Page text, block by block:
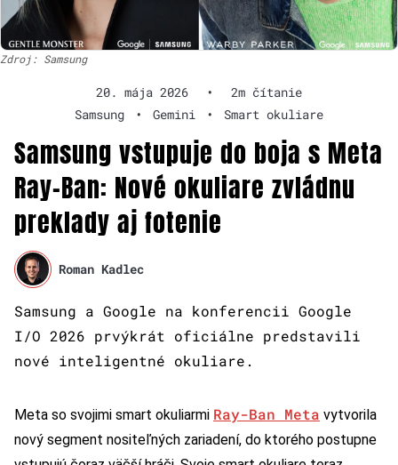
Zdroj: Samsung
20. mája 2026 •
2m čítanie
Samsung
• Gemini • Smart okuliare
Samsung vstupuje do boja s Meta
Ray-Ban: Nové okuliare zvládnu
preklady aj fotenie
Roman Kadlec
Samsung a Google na konferencii Google
I/O 2026 prvýkrát oficiálne predstavili
nové inteligentné okuliare.
Meta so svojimi smart okuliarmi Ray-Ban Meta vytvorila
nový segment nositeľných zariadení, do ktorého postupne